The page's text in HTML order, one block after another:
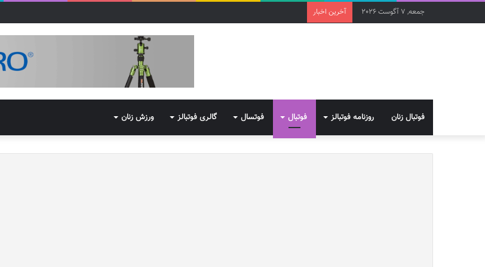
جمعه, 7 آگوست 2026 آخرین اخبار
فوتبال زنان روزنامه فوتبالز فوتبال فوتسال گالری فوتبالز ورزش زنان